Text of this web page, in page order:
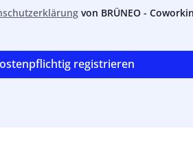
von BRÜNEO -
registrieren